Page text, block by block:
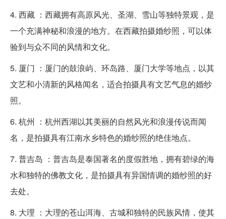
4. 西藏 ：西藏拥有高原风光、圣湖、雪山等独特景观，是
一个充满神秘和浪漫的地方。在西藏拍摄婚纱照，可以体
验到与众不同的风情和文化。
5. 厦门 ：厦门的鼓浪屿、环岛路、厦门大学等地点，以其
文艺和小清新的风格闻名，适合拍摄具有文艺气息的婚纱
照。
6. 杭州 ：杭州西湖以其美丽的自然风光和浪漫传说而闻
名，是拍摄具有江南水乡特色的婚纱照的绝佳地点。
7. 普吉岛 ：普吉岛是泰国著名的度假胜地，拥有碧绿的海
水和独特的佛教文化，是拍摄具有异国情调的婚纱照的好
去处。
8. 大理 ：大理的苍山洱海、古城和独特的民族风情，使其